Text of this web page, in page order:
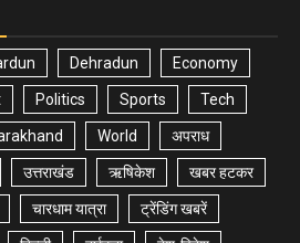
Dehradun Economy
Politics Sports Tech
World अपराध
उत्तराखंड ऋषिकेश खबर हटकर
चारधाम यात्रा ट्रेंडिंग खबरें